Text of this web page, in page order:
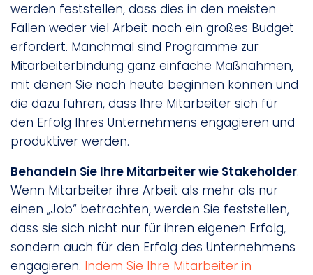
werden feststellen, dass dies in den meisten
Fällen weder viel Arbeit noch ein großes Budget
erfordert. Manchmal sind Programme zur
Mitarbeiterbindung ganz einfache Maßnahmen,
mit denen Sie noch heute beginnen können und
die dazu führen, dass Ihre Mitarbeiter sich für
den Erfolg Ihres Unternehmens engagieren und
produktiver werden.
Behandeln Sie Ihre Mitarbeiter wie Stakeholder.
Wenn Mitarbeiter ihre Arbeit als mehr als nur
einen „Job“ betrachten, werden Sie feststellen,
dass sie sich nicht nur für ihren eigenen Erfolg,
sondern auch für den Erfolg des Unternehmens
engagieren. Indem Sie Ihre Mitarbeiter in